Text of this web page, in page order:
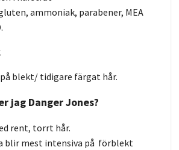
ammoniak, parabener, MEA
blekt/ tidigare färgat hår.
jag Danger Jones?
rent, torrt hår.
blir mest intensiva på förblekt